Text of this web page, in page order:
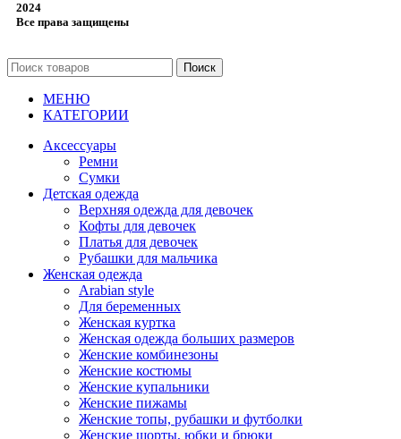
2024
Все права защищены
Поиск
МЕНЮ
КАТЕГОРИИ
Аксессуары
Ремни
Сумки
Детская одежда
Верхняя одежда для девочек
Кофты для девочек
Платья для девочек
Рубашки для мальчика
Женская одежда
Arabian style
Для беременных
Женская куртка
Женская одежда больших размеров
Женские комбинезоны
Женские костюмы
Женские купальники
Женские пижамы
Женские топы, рубашки и футболки
Женские шорты, юбки и брюки